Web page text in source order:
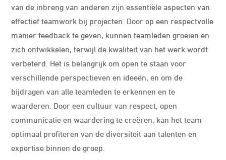
van de inbreng van anderen zijn essentiële aspecten van
effectief teamwork bij projecten. Door op een respectvolle
manier feedback te geven, kunnen teamleden groeien en
zich ontwikkelen, terwijl de kwaliteit van het werk wordt
verbeterd. Het is belangrijk om open te staan voor
verschillende perspectieven en ideeën, en om de
bijdragen van alle teamleden te erkennen en te
waarderen. Door een cultuur van respect, open
communicatie en waardering te creëren, kan het team
optimaal profiteren van de diversiteit aan talenten en
expertise binnen de groep.